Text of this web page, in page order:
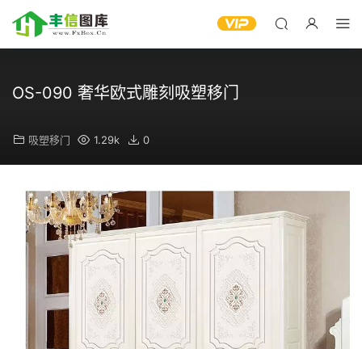
OS-090 奢华欧式雕刻吸塑移门
吸塑移门 1.29k 0